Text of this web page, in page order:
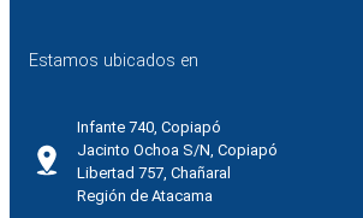
Estamos ubicados en
Infante 740, Copiapó
Jacinto Ochoa S/N, Copiapó
Libertad 757, Chañaral
Región de Atacama